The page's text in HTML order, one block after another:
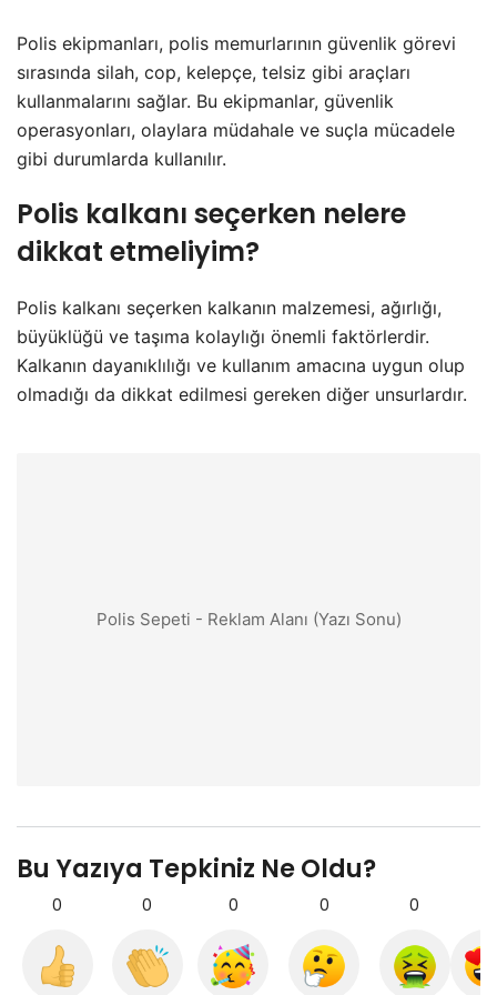
Polis ekipmanları, polis memurlarının güvenlik görevi
sırasında silah, cop, kelepçe, telsiz gibi araçları
kullanmalarını sağlar. Bu ekipmanlar, güvenlik
operasyonları, olaylara müdahale ve suçla mücadele
gibi durumlarda kullanılır.
Polis kalkanı seçerken nelere
dikkat etmeliyim?
Polis kalkanı seçerken kalkanın malzemesi, ağırlığı,
büyüklüğü ve taşıma kolaylığı önemli faktörlerdir.
Kalkanın dayanıklılığı ve kullanım amacına uygun olup
olmadığı da dikkat edilmesi gereken diğer unsurlardır.
Polis Sepeti - Reklam Alanı (Yazı Sonu)
Bu Yazıya Tepkiniz Ne Oldu?
0 0 0 0 0